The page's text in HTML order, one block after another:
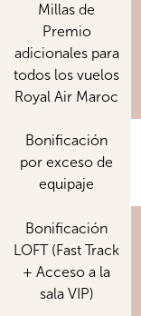
Millas de
Premio
adicionales para
todos los vuelos
Royal Air Maroc
Bonificación
por exceso de
equipaje
Bonificación
LOFT (Fast Track
+ Acceso a la
sala VIP)